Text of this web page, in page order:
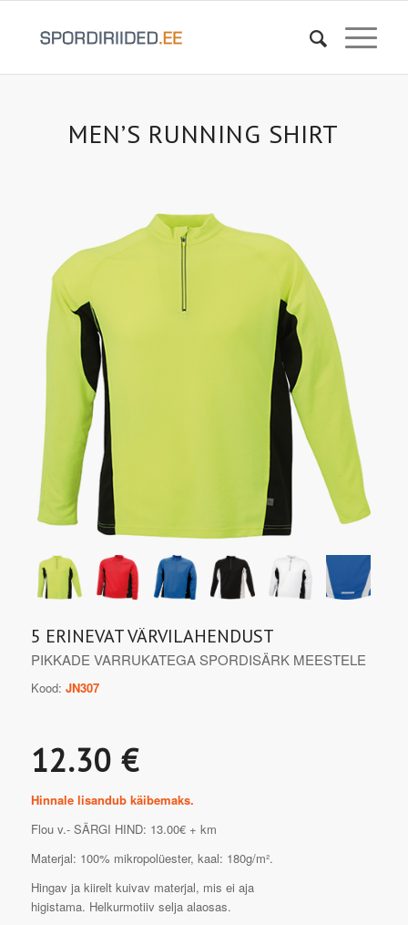
MEN’S RUNNING SHIRT
5 ERINEVAT VÄRVILAHENDUST
PIKKADE VARRUKATEGA SPORDISÄRK MEESTELE
Kood: JN307
12.30 €
Hinnale lisandub käibemaks.
Flou v.- SÄRGI HIND: 13.00€ + km
Materjal: 100% mikropolüester, kaal: 180g/m².
Hingav ja kiirelt kuivav materjal, mis ei aja
higistama. Helkurmotiiv selja alaosas.